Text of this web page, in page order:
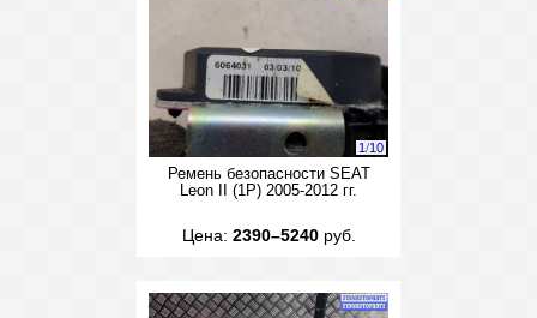
1/10
Ремень безопасности SEAT
Leon II (1P) 2005-2012 гг.
Цена: 2390–5240руб.